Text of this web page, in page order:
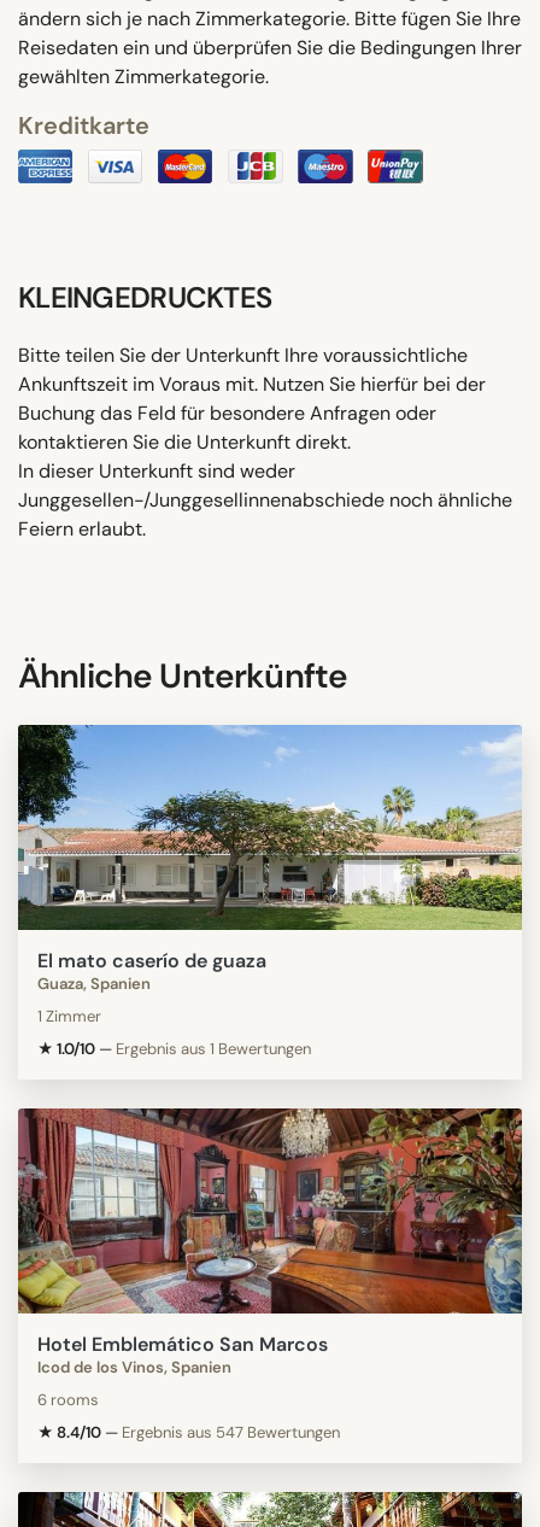
ändern sich je nach Zimmerkategorie. Bitte fügen Sie Ihre
Reisedaten ein und überprüfen Sie die Bedingungen Ihrer
gewählten Zimmerkategorie.
Kreditkarte
KLEINGEDRUCKTES
Bitte teilen Sie der Unterkunft Ihre voraussichtliche
Ankunftszeit im Voraus mit. Nutzen Sie hierfür bei der
Buchung das Feld für besondere Anfragen oder
kontaktieren Sie die Unterkunft direkt.
In dieser Unterkunft sind weder
Junggesellen-/Junggesellinnenabschiede noch ähnliche
Feiern erlaubt.
Ähnliche Unterkünfte
El mato caserío de guaza
Guaza, Spanien
1 Zimmer
★ 1.0/10 — Ergebnis aus 1 Bewertungen
Hotel Emblemático San Marcos
Icod de los Vinos, Spanien
6 rooms
★ 8.4/10 — Ergebnis aus 547 Bewertungen